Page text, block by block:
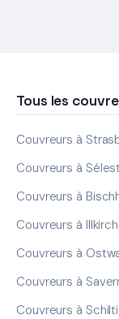
Tous les
Couvreurs à
Couvreurs à
Couvreurs à
Couvreurs à
Couvreurs à
Couvreurs à
Couvreurs à